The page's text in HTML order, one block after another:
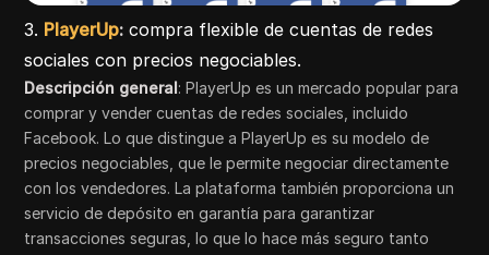
3. PlayerUp: compra flexible de cuentas de redes
sociales con precios negociables.
Descripción general: PlayerUp es un mercado popular para
comprar y vender cuentas de redes sociales, incluido
Facebook. Lo que distingue a PlayerUp es su modelo de
precios negociables, que le permite negociar directamente
con los vendedores. La plataforma también proporciona un
servicio de depósito en garantía para garantizar
transacciones seguras, lo que lo hace más seguro tanto